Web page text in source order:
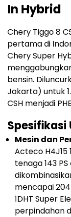
In Hybrid
Chery Tiggo 8
pertama di
Chery Super
bensin.
Jakarta) untuk
CSH menjadi
Spesifikasi
Mesin dan
Acteco H4J15
tenaga 143
mencapai 204
1DHT Super
perpindahan